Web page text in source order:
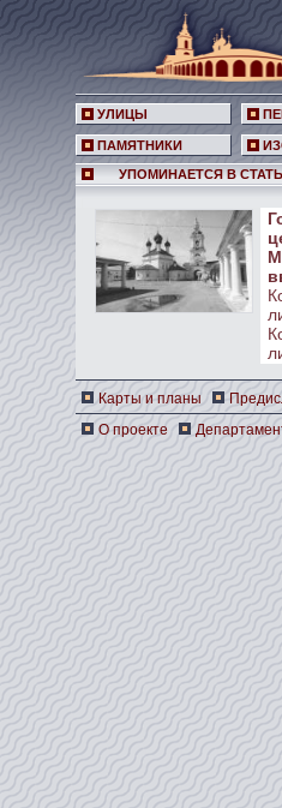
УЛИЦЫ
ПАМЯТНИКИ
УПОМИНАЕТСЯ В
Карты и планы
О проекте